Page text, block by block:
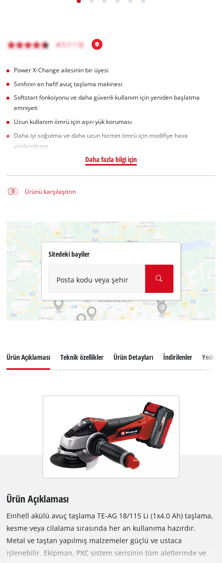
Power X-Change ailesinin bir üyesi
Sınıfının en hafif avuç taşlama makinesi
Softstart fonksiyonu ve daha güvenli kullanım için yeniden başlatma
emniyeti
Uzun kullanım ömrü için aşırı yük koruması
Daha iyi soğutma ve daha uzun hizmet ömrü için modifiye hava
yönlendirme
Daha fazla bilgi için
Ürünü karşılaştırın
Sitedeki bayiler
Posta kodu veya şehir
Ürün Açıklaması Teknik özellikler Ürün Detayları İndirilenler Yedek
Ürün Açıklaması
Einhell akülü avuç taşlama TE-AG 18/115 Li (1x4.0 Ah) taşlama,
kesme veya cilalama sırasında her an kullanıma hazırdır.
Metal ve taştan yapılmış malzemeler güçlü ve ustaca
işlenebilir. Ekipman, PXC sistem serisinin tüm aletlerinde ve